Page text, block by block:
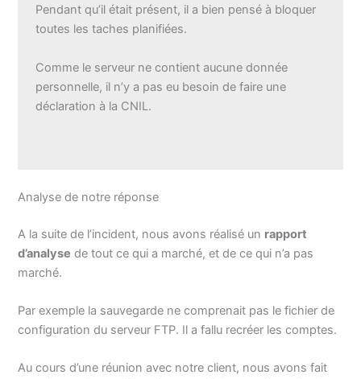
Pendant qu’il était présent, il a bien pensé à bloquer
toutes les taches planifiées.
Comme le serveur ne contient aucune donnée
personnelle, il n’y a pas eu besoin de faire une
déclaration à la CNIL.
Analyse de notre réponse
A la suite de l’incident, nous avons réalisé un rapport
d’analyse de tout ce qui a marché, et de ce qui n’a pas
marché.
Par exemple la sauvegarde ne comprenait pas le fichier de
configuration du serveur FTP. Il a fallu recréer les comptes.
Au cours d’une réunion avec notre client, nous avons fait